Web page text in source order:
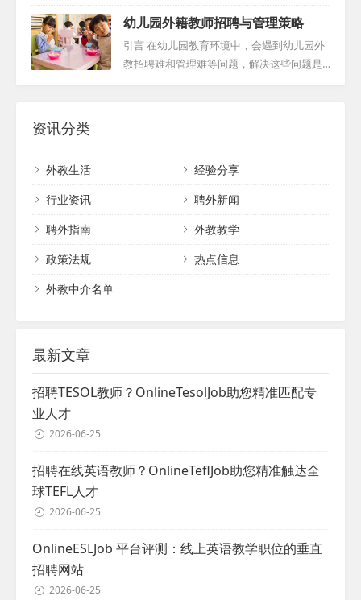
围、教育理念、学生成就等。这不仅可以吸
引到对学校有深入了解的候选人，同时也能
增强学校...
要的角色，它不仅帮助明确招聘标准和流
程，也是吸引优秀外籍教师的重要工具。本
文将深入探讨外教招聘专员为何以及如何将
外教招聘提前，揭示其背后的复杂性及成功
不仅发挥了提升学生语言能力的重要作用，
还促进了文化之间的交流碰撞。然而，招聘
适合的外教并非朝夕之事，这个过程需要细
致的评估、不断的沟通以及对文化差异的尊
是否愿意遵守学校的合同要求。通过这一步
骤，可以筛选出最有可能胜任该职位的合适
幼儿园外籍教师招聘与管理策略
引言 在幼儿园教育环境中，会遇到幼儿园外
教招聘难和管理难等问题，解决这些问题是
福祉的双向提升。 招聘策略 成功的招聘策略
应基于多元化、针对性和持续性的原则。首
先，通过多元化的招聘渠道，如在线招聘平
台（如前程无忧、智联招聘等）、社交媒
体、专业教育论坛和线下招聘会等，广泛吸
引合格的外籍教师应聘者。这些平台不仅提
资讯分类
外教生活
经验分享
行业资讯
聘外新闻
聘外指南
外教教学
政策法规
热点信息
外教中介名单
最新文章
招聘TESOL教师？OnlineTesolJob助您精准匹配专
业人才
2026-06-25
招聘在线英语教师？OnlineTeflJob助您精准触达全
球TEFL人才
2026-06-25
OnlineESLJob 平台评测：线上英语教学职位的垂直
招聘网站
2026-06-25